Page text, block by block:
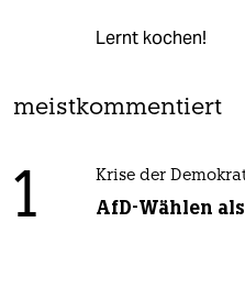
Lernt kochen!
meistkommentiert
1 Krise der
AfD-Wählen